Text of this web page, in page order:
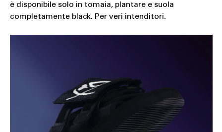
è disponibile solo in tomaia, plantare e suola
completamente black. Per veri intenditori.